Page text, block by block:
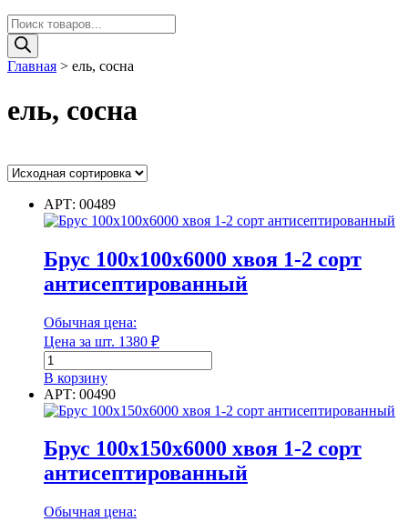
Поиск
товаров
Главная > ель, сосна
ель, сосна
Ценовой фильтр
Цвет
Диаметр
Диаметр
Диаметр наружный
АРТ: 00489
Брус 100х100х6000 хвоя 1-2 сорт
антисептированный
Обычная цена:
Цена за шт. 1380 ₽
Количество
товара
Брус
100х100х6000
хвоя
1-
2
сорт
антисептированный
В корзину
АРТ: 00490
Брус 100х150х6000 хвоя 1-2 сорт
антисептированный
Обычная цена: